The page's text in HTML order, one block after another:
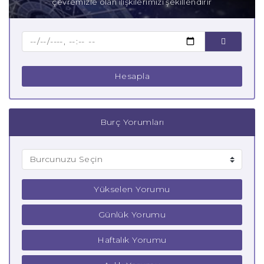
Baba Aslan Burcu
Hesapla
Burç Yorumları
Yükselen Yorumu
Günlük Yorumu
Haftalık Yorumu